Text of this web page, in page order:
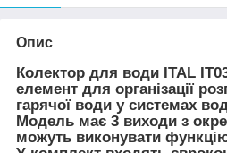
Опис
Колектор для води ITAL
елемент для організації
гарячої води у системах
Модель має 3 виходи з
можуть виконувати